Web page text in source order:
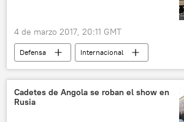
4 de marzo 2017, 20:11 GMT
Defensa
Internacional
🌍 Oriente Medio
Siria
Turquía
Binali Yildirim
Fuerzas Aéreas de Siria
pilotos
Cadetes de Angola se roban el show en
Rusia